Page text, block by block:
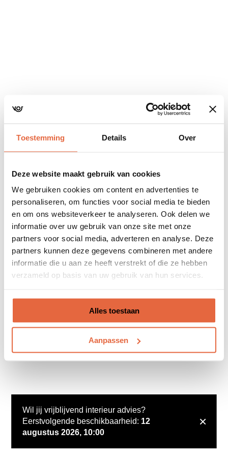
Toestemming Details Over
Deze website maakt gebruik van cookies
We gebruiken cookies om content en advertenties te
personaliseren, om functies voor social media te bieden
en om ons websiteverkeer te analyseren. Ook delen we
informatie over uw gebruik van onze site met onze
partners voor social media, adverteren en analyse. Deze
partners kunnen deze gegevens combineren met andere
informatie die u aan ze heeft verstrekt of die ze hebben
verzameld op basis van uw gebruik van hun services.
Alles toestaan
Aanpassen
Wil jij vrijblijvend interieur advies?
Eerstvolgende beschikbaarheid: 12
augustus 2026, 10:00
×